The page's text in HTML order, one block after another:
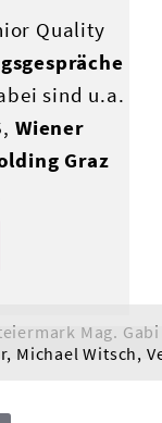
Quality
sind u.a.
, Wiener
Graz
Mag.
Michael Witsch,